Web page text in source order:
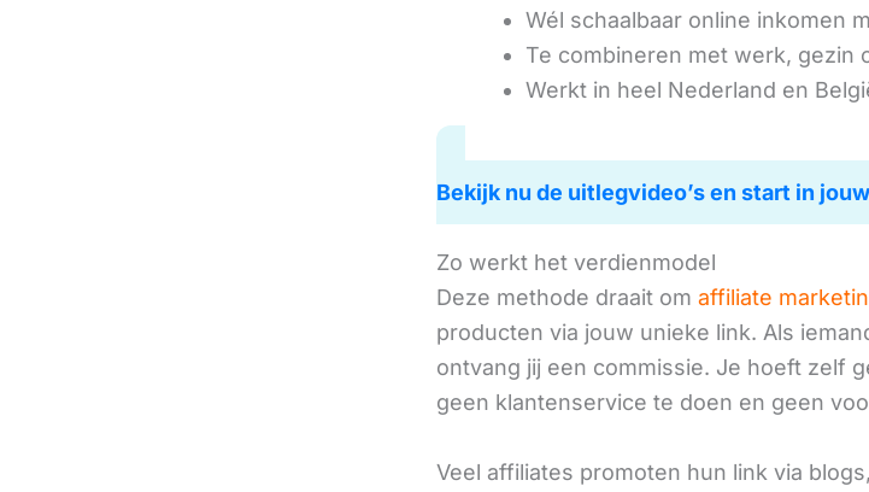
Wél schaalbaar online inkomen
Te combineren met werk, gezin
Werkt in heel Nederland en
Bekijk nu de uitlegvideo’s en start in
Zo werkt het verdienmodel
Deze methode draait om affiliate
producten via jouw unieke link. Als
ontvang jij een commissie. Je hoeft zelf
geen klantenservice te doen en geen
Veel affiliates promoten hun link via